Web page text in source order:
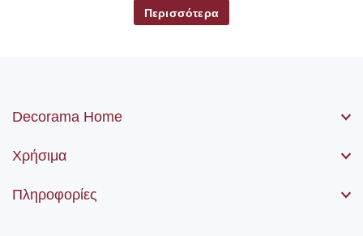
Περισσότερα
Decorama Home
Χρήσιμα
Πληροφορίες